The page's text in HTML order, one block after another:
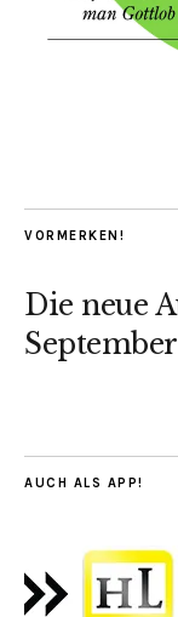
VORMERKEN!
Die neue
AUCH ALS APP!